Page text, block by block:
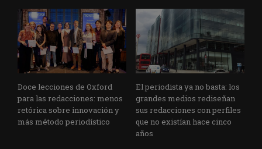
Doce lecciones de Oxford
para las redacciones: menos
retórica sobre innovación y
más método periodístico
El periodista ya no basta: los
grandes medios rediseñan
sus redacciones con perfiles
que no existían hace cinco
años